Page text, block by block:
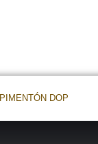
PIMENTÓN DOP